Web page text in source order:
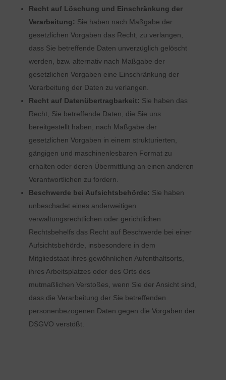
Recht auf Löschung und Einschränkung der
Verarbeitung: Sie haben nach Maßgabe der
gesetzlichen Vorgaben das Recht, zu verlangen,
dass Sie betreffende Daten unverzüglich gelöscht
werden, bzw. alternativ nach Maßgabe der
gesetzlichen Vorgaben eine Einschränkung der
Verarbeitung der Daten zu verlangen.
Recht auf Datenübertragbarkeit: Sie haben das
Recht, Sie betreffende Daten, die Sie uns
bereitgestellt haben, nach Maßgabe der
gesetzlichen Vorgaben in einem strukturierten,
gängigen und maschinenlesbaren Format zu
erhalten oder deren Übermittlung an einen anderen
Verantwortlichen zu fordern.
Beschwerde bei Aufsichtsbehörde: Sie haben
unbeschadet eines anderweitigen
verwaltungsrechtlichen oder gerichtlichen
Rechtsbehelfs das Recht auf Beschwerde bei einer
Aufsichtsbehörde, insbesondere in dem
Mitgliedstaat ihres gewöhnlichen Aufenthaltsorts,
ihres Arbeitsplatzes oder des Orts des
mutmaßlichen Verstoßes, wenn Sie der Ansicht sind,
dass die Verarbeitung der Sie betreffenden
personenbezogenen Daten gegen die Vorgaben der
DSGVO verstößt.